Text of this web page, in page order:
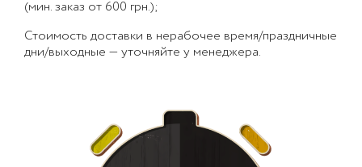
(мин. заказ от 600 грн.);
Стоимость доставки в нерабочее время/праздничные
дни/выходные — уточняйте у менеджера.